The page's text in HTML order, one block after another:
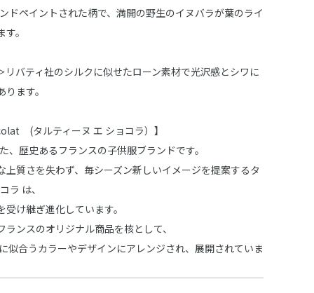
ドペイントされた柄で、満開の野生のイヌバラが葉のライ
。
リバティ社のシルクに似せたローン素材で光沢感とシワに
ます。
(タルティーヌ エ ショコラ）】
、歴史あるフランスの子供服ブランドです。
上質さを失わず、毎シーズン新しいイメージを提案するタ
ラ は、
け継ぎ進化しています。
ンスのオリジナル商品を核として、
似合うカラーやデザインにアレンジされ、展開されていま